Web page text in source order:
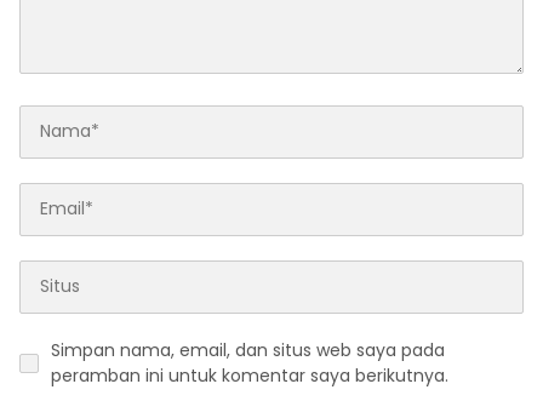
Simpan nama, email, dan situs web saya pada
peramban ini untuk komentar saya berikutnya.